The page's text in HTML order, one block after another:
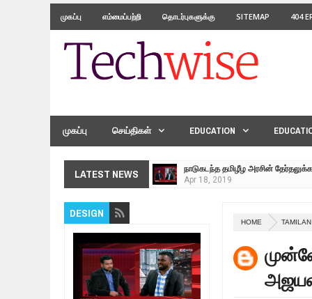
முகப்பு எம்மைப்பற்றி தொடர்புகளுக்கு SITEMAP 404
முகப்பு செய்திகள் EDUCATION
LATEST NEWS
Apr 18, 2019
தமிழ் தேசியம் VS திராவிடம் -
Apr 09, 2019
Mar
ஸ்ரீலங்கா ராணுவத்திடம்
Mar
HOME
DESIGN